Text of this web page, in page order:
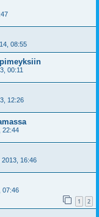
08:55
00:11
12:26
22:44
16:46
07:46
1 2